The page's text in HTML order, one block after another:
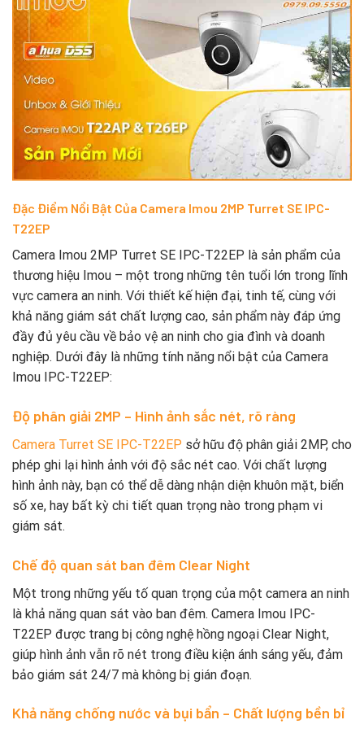
Đặc Điểm Nổi Bật Của Camera Imou 2MP Turret SE IPC-
T22EP
Camera Imou 2MP Turret SE IPC-T22EP là sản phẩm của
thương hiệu Imou – một trong những tên tuổi lớn trong lĩnh
vực camera an ninh. Với thiết kế hiện đại, tinh tế, cùng với
khả năng giám sát chất lượng cao, sản phẩm này đáp ứng
đầy đủ yêu cầu về bảo vệ an ninh cho gia đình và doanh
nghiệp. Dưới đây là những tính năng nổi bật của Camera
Imou IPC-T22EP:
Độ phân giải 2MP – Hình ảnh sắc nét, rõ ràng
Camera Turret SE IPC-T22EP sở hữu độ phân giải 2MP, cho
phép ghi lại hình ảnh với độ sắc nét cao. Với chất lượng
hình ảnh này, bạn có thể dễ dàng nhận diện khuôn mặt, biển
số xe, hay bất kỳ chi tiết quan trọng nào trong phạm vi
giám sát.
Chế độ quan sát ban đêm Clear Night
Một trong những yếu tố quan trọng của một camera an ninh
là khả năng quan sát vào ban đêm. Camera Imou IPC-
T22EP được trang bị công nghệ hồng ngoại Clear Night,
giúp hình ảnh vẫn rõ nét trong điều kiện ánh sáng yếu, đảm
bảo giám sát 24/7 mà không bị gián đoạn.
Khả năng chống nước và bụi bẩn – Chất lượng bền bỉ